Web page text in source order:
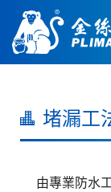
堵漏工
由專業防水